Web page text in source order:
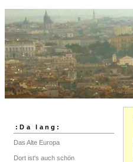
:Da lang:
Das Alte Europa
Dort ist's auch schön